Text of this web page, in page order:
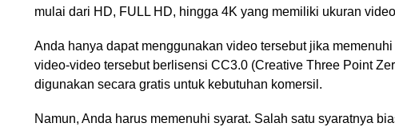
mulai dari HD, FULL HD, hingga 4K yang memiliki ukuran
Anda hanya dapat menggunakan video tersebut jika
video-video tersebut berlisensi CC3.0 (Creative Three Point
digunakan secara gratis untuk kebutuhan komersil.
Namun, Anda harus memenuhi syarat. Salah satu syaratnya